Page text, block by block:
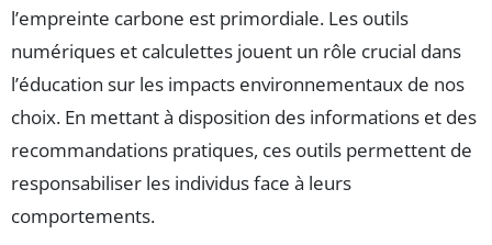
l’empreinte carbone est primordiale. Les outils
numériques et calculettes jouent un rôle crucial dans
l’éducation sur les impacts environnementaux de nos
choix. En mettant à disposition des informations et des
recommandations pratiques, ces outils permettent de
responsabiliser les individus face à leurs
comportements.